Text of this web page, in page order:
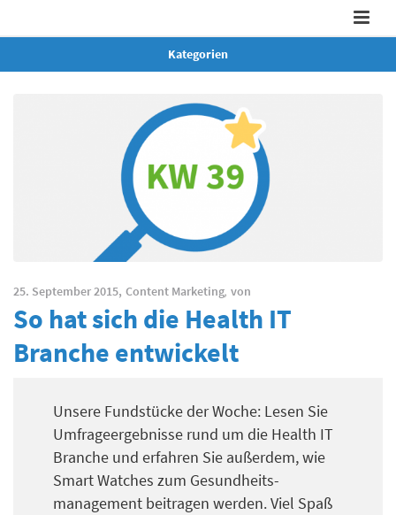
Kategorien
25. September 2015, Content Marketing, von
So hat sich die Health IT
Branche entwickelt
Unsere Fundstücke der Woche: Lesen Sie
Umfrageergebnisse rund um die Health IT
Branche und erfahren Sie außerdem, wie
Smart Watches zum Gesundheits-
management beitragen werden. Viel Spaß